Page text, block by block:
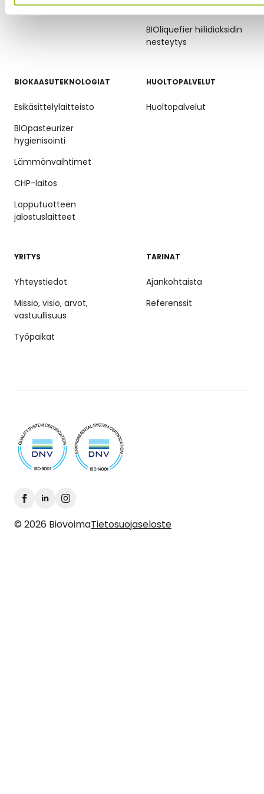
Biometaanin nesteytys
BIOliquefier hiilidioksidin
nesteytys
BIOKAASUTEKNOLOGIAT
Esikäsittelylaitteisto
BIOpasteurizer
hygienisointi
Lämmönvaihtimet
CHP-laitos
Lopputuotteen
jalostuslaitteet
HUOLTOPALVELUT
Huoltopalvelut
YRITYS
Yhteystiedot
Missio, visio, arvot,
vastuullisuus
Työpaikat
TARINAT
Ajankohtaista
Referenssit
© 2026 BiovoimaTietosuojaseloste